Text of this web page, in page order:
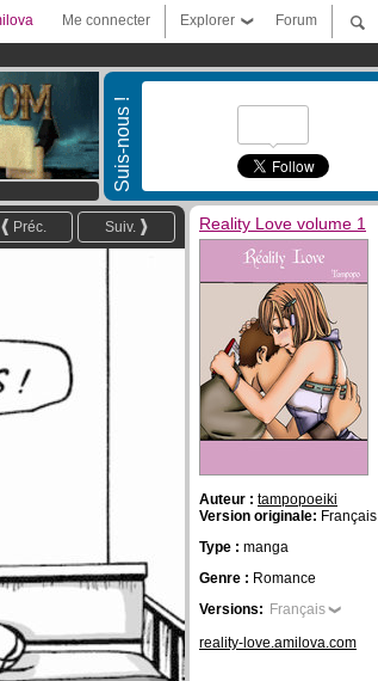
Forum
Explorer
Me connecter
Suis-nous !
Suiv.
Préc. Reality Love volume 1
Auteur : tampopoeiki
Version originale: Français
Type : manga
Genre : Romance
Versions: Français
reality-love.amilova.com